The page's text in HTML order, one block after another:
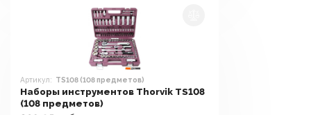
Артикул: TS108 (108 предметов)
Наборы инструментов Thorvik TS108
(108 предметов)